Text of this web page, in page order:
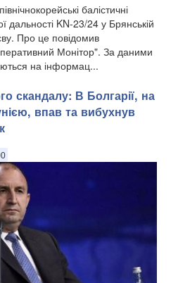
балістичні
дальності KN-23/24 у Брянській
Про це повідомив
Монітор". За даними
на інформац...
скандалу: В Болгарії, на
впав та вибухнув